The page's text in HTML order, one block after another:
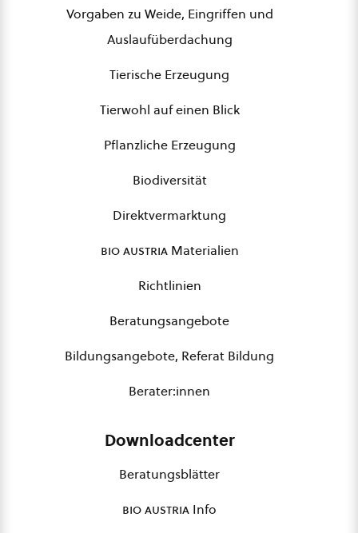
Vorgaben zu Weide, Eingriffen und
Auslaufüberdachung
Tierische Erzeugung
Tierwohl auf einen Blick
Pflanzliche Erzeugung
Biodiversität
Direktvermarktung
bio austriaMaterialien
Richtlinien
Beratungsangebote
Bildungsangebote, Referat Bildung
Berater:innen
Downloadcenter
Beratungsblätter
bio austria Info